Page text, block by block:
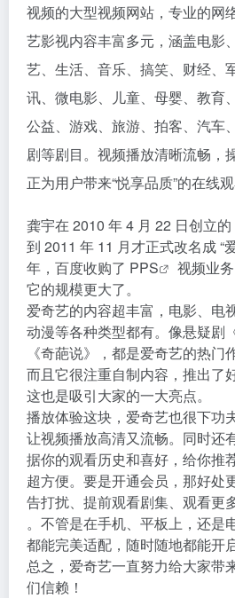
视频的大型视频网站，专业的网
艺影视内容丰富多元，涵盖电影
艺、生活、音乐、搞笑、财经、
讯、微电影、儿童、母婴、教育
公益、游戏、旅游、拍客、汽车
剧等剧目。视频播放清晰流畅，
正为用户带来“悦享品质”的在线观
龚宇在 2010 年 4 月 22 日创立的
到 2011 年 11 月才正式改名成 “
年，百度收购了 PPS
视频业
它的规模更大了。
爱奇艺的内容超丰富，电影、电
动漫等各种类型都有。像悬疑剧
《奇葩说》，都是爱奇艺的热门
而且它很注重自制内容，推出了
这也是吸引大家的一大亮点。
播放体验这块，爱奇艺也很下功
让视频播放高清又流畅。同时还
据你的观看历史和喜好，给你推
超方便。要是开通会员，那好处
告打扰、提前观看剧集、观看更
。不管是在手机、平板上，还是
都能完美适配，随时随地都能开
总之，爱奇艺一直努力给大家带
们信赖！